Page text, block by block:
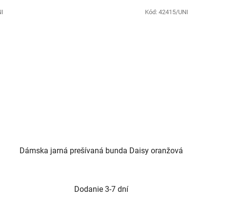
Dámska jarná prešívaná bunda Daisy oranžová
Dodanie 3-7 dní
Kód: 42415/UNI